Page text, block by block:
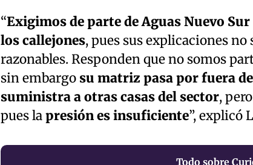
“Exigimos de parte de Aguas Nuevo
los callejones, pues sus explicaciones
razonables. Responden que no somos
sin embargosu matriz pasa por fuera
suministra a otras casas del sector,
pues lapresión es insuficiente”, explicó
Todo sobre